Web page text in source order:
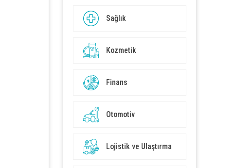
Sağlık
Kozmetik
Finans
Otomotiv
Lojistik ve Ulaştırma